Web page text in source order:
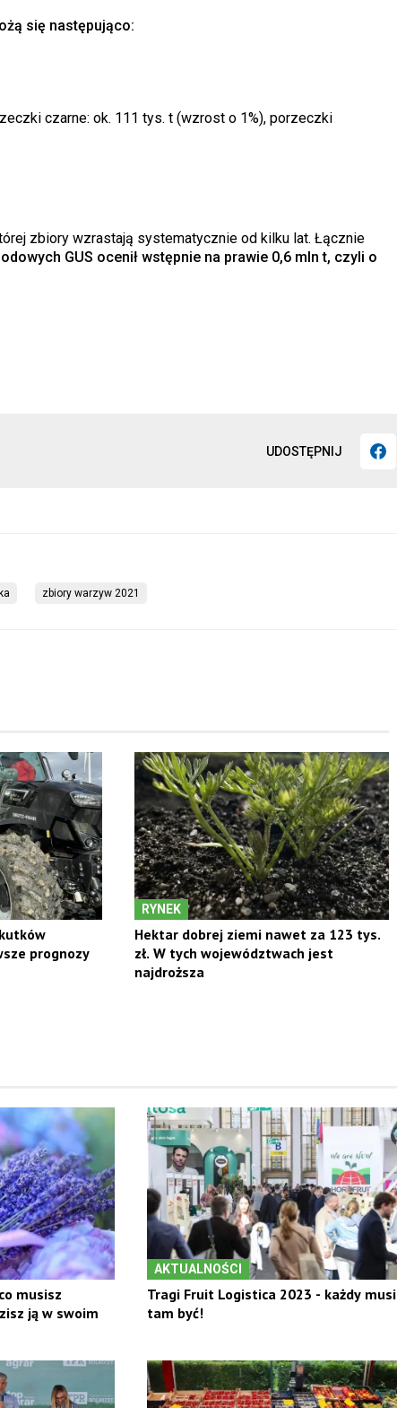
UDOSTĘPNIJ
się następująco:
czarne: ok. 111 tys. t (wzrost o 1%), porzeczki
zbiory wzrastają systematycznie od kilku lat. Łącznie
GUS ocenił wstępnie na prawie 0,6 mln t, czyli o
zbiory warzyw 2021
prognozy
RYNEK
Hektar dobrej ziemi nawet za 123 tys.
zł. W tych województwach jest
najdroższa
musisz
ją w swoim
AKTUALNOŚCI
Tragi Fruit Logistica 2023 - każdy musi
tam być!